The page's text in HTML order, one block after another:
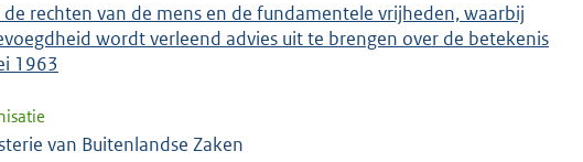
rechten van de mens en de fundamentele vrijheden, waarbij
wordt verleend advies uit te brengen over de betekenis
1963
van Buitenlandse Zaken